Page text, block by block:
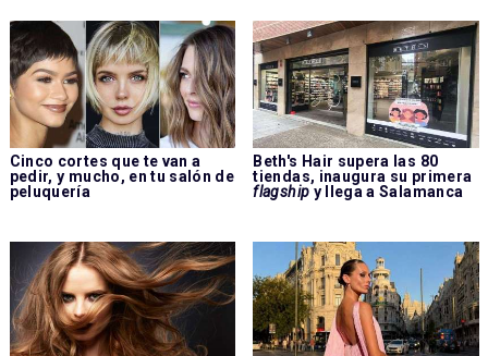
Cinco cortes que te van a
pedir, y mucho, en tu salón de
peluquería
Beth's Hair supera las 80
tiendas, inaugura su primera
flagshipy llega a Salamanca